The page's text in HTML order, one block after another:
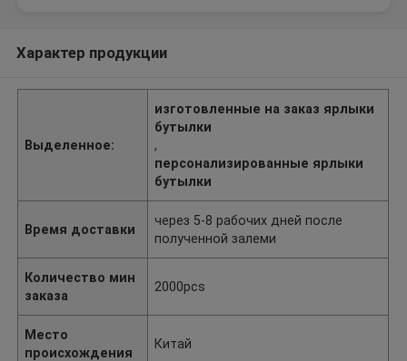
Характер продукции
Выделенное:
изготовленные на заказ ярлыки
бутылки
,
персонализированные ярлыки
бутылки
Время доставки
через 5-8 рабочих дней после
полученной залеми
Количество мин
заказа
2000pcs
Место
происхождения
Китай